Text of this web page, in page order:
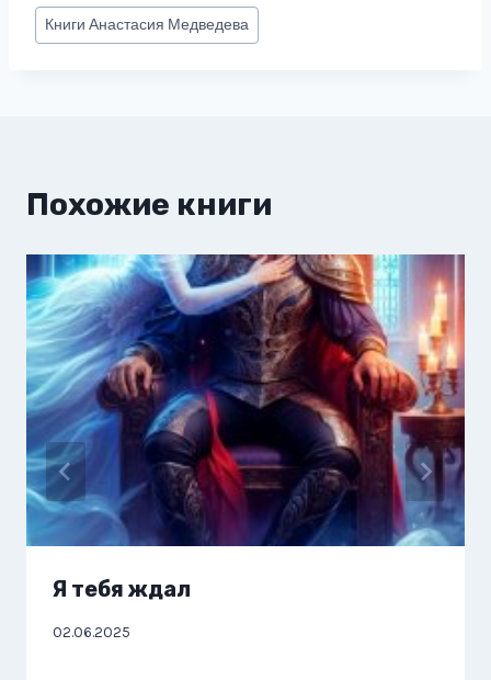
Метки
записи:
КнигиАнастасия Медведева
Похожие книги
Я тебя ждал
02.06.2025